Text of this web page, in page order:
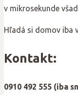
v mikrosekunde
Hľadá si domov iba
Kontakt:
0910 492 555 (iba